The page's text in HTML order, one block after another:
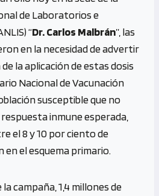
de Laboratorios e
“Dr. Carlos Malbrán”, las
en la necesidad de advertir
la aplicación de estas dosis
Nacional de Vacunación
susceptible que no
inmune esperada,
el 8 y 10 por ciento de
en el esquema primario.
la campaña, 1,4 millones de